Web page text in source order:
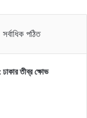
সর্বাধিক পঠিত
ঢাকার তীব্র ক্ষোভ